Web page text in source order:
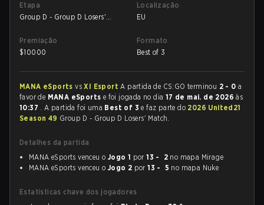
Etapa
Group D - Group D Losers'
Localização
EU
Premiação
$10000
Formato
Best of 3
MANA eSportsvsXI EsportA partida de CS:GO terminou 2 - 0 a
favor de MANA eSports e foi jogada no dia 17 de mai. de 2026às
10:37 . A partida foi uma Best of 3e faz parte do 2026 United21
Season 49 Group D - Group D Losers' Match.
Detalhes da partida
MANA eSports venceu o Jogo 1 por13 - 2 no mapa Mirage
MANA eSports venceu o Jogo 2 por13 - 5 no mapa Nuke
Estatísticas chave dos jogadores